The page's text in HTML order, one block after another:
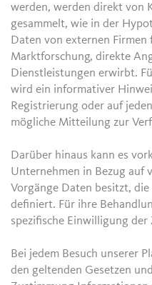
werden, werden direkt von
gesammelt, wie in der
Daten von externen
Marktforschung, direkte
Dienstleistungen erwirbt.
wird ein informativer
Registrierung oder auf
mögliche Mitteilung zur
Darüber hinaus kann es
Unternehmen in Bezug auf
Vorgänge Daten besitzt, die
definiert. Für ihre
spezifische Einwilligung der
Bei jedem Besuch unserer
den geltenden Gesetzen